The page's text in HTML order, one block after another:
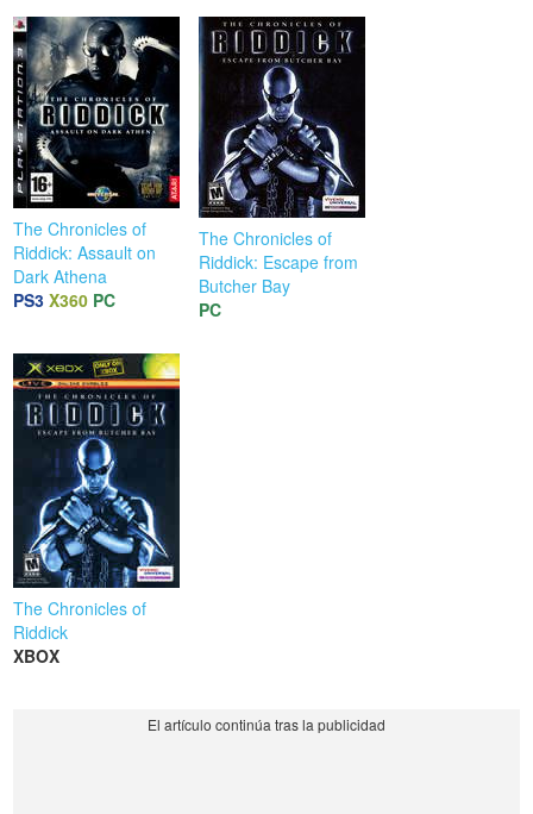
The Chronicles of
Riddick: Assault on
Dark Athena
PS3 X360 PC
The Chronicles of
Riddick: Escape from
Butcher Bay
PC
The Chronicles of
Riddick
XBOX